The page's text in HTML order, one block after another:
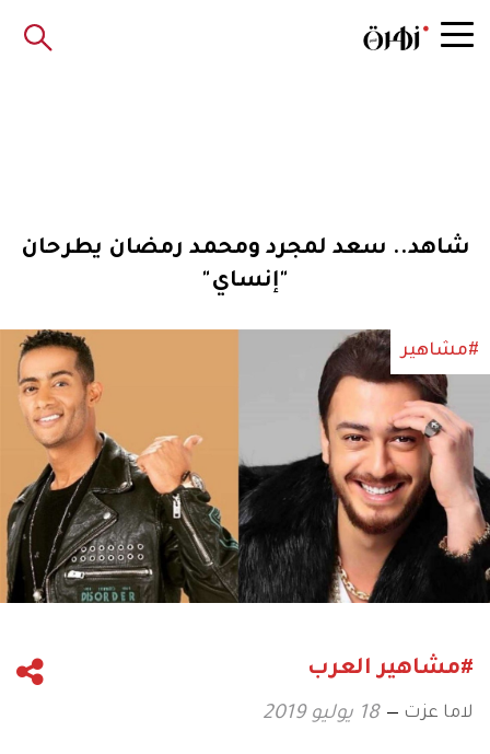
شاهد.. سعد لمجرد ومحمد رمضان يطرحان
"إنساي"
#مشاهير
#مشاهير العرب
لاما عزت 18 يوليو 2019